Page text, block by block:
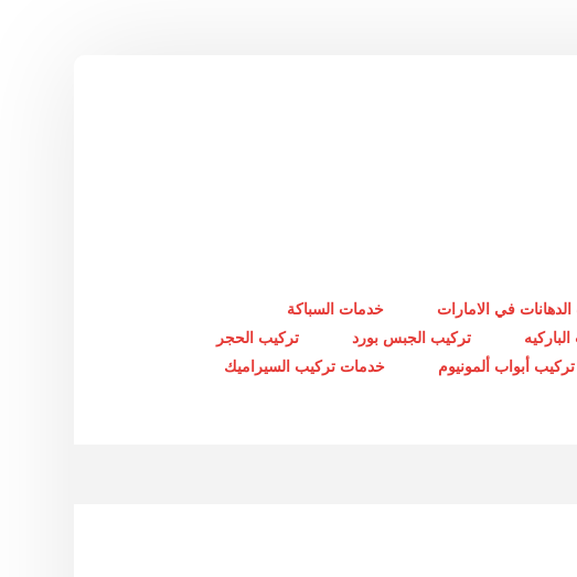
في الامارات
خدمات السباكة
تركيب الجبس بورد
تركيب الحجر
أبواب ألمونيوم
خدمات تركيب السيراميك